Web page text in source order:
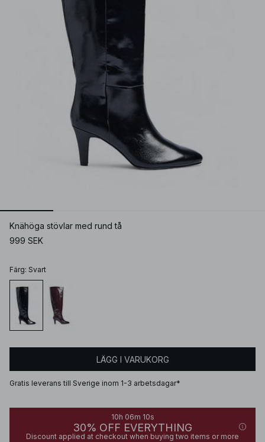
Knähöga stövlar med rund tå
999 SEK
Färg: Svart
LÄGG I VARUKORG
Gratis leverans till Sverige inom 1-3 arbetsdagar*
10h 06m 10s
30% OFF EVERYTHING
Discount applied at checkout when buying two items or more